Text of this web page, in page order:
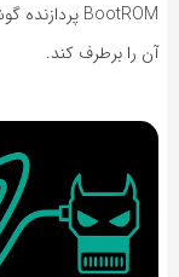
BootROM پردازنده
آن را برطرف کند.